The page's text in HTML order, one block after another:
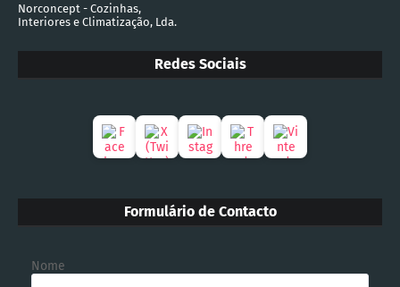
Norconcept - Cozinhas,
Interiores e Climatização, Lda.
Redes Sociais
Formulário de Contacto
Nome